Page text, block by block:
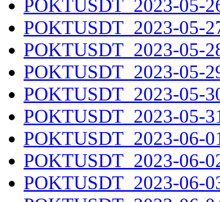
POKTUSDT_2023-05-
POKTUSDT_2023-05-
POKTUSDT_2023-05-
POKTUSDT_2023-05-
POKTUSDT_2023-05-
POKTUSDT_2023-05-
POKTUSDT_2023-06-
POKTUSDT_2023-06-
POKTUSDT_2023-06-